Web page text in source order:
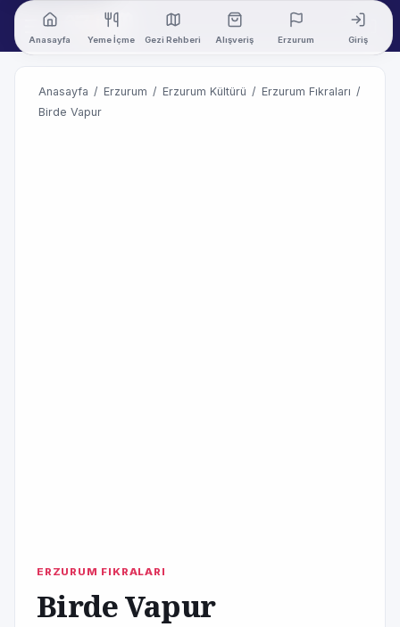
Anasayfa Yeme İçme Gezi Rehberi Alışveriş Erzurum Giriş
Anasayfa / Erzurum / Erzurum Kültürü / Erzurum Fıkraları /
Birde Vapur
ERZURUM FIKRALARI
Birde Vapur